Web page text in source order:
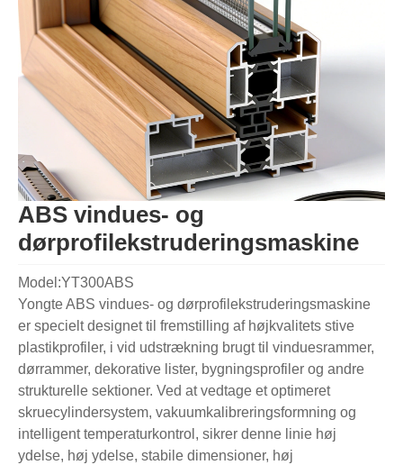
ABS vindues- og
dørprofilekstruderingsmaskine
Model:YT300ABS
Yongte ABS vindues- og dørprofilekstruderingsmaskine
er specielt designet til fremstilling af højkvalitets stive
plastikprofiler, i vid udstrækning brugt til vinduesrammer,
dørrammer, dekorative lister, bygningsprofiler og andre
strukturelle sektioner. Ved at vedtage et optimeret
skruecylindersystem, vakuumkalibreringsformning og
intelligent temperaturkontrol, sikrer denne linie høj
ydelse, høj ydelse, stabile dimensioner, høj